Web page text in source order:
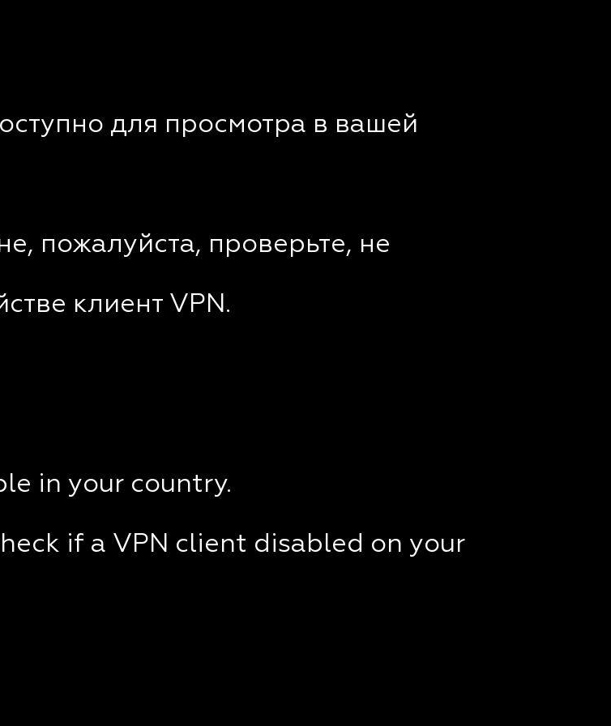
для просмотра в вашей
пожалуйста, проверьте, не
клиент VPN.
in your country.
if a VPN client disabled on your